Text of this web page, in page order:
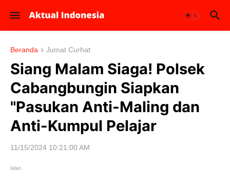
Beranda Jumat Curhat
Siang Malam Siaga! Polsek
Cabangbungin Siapkan
"Pasukan Anti-Maling dan
Anti-Kumpul Pelajar
11/15/2024 10:21:00 AM
Iklan